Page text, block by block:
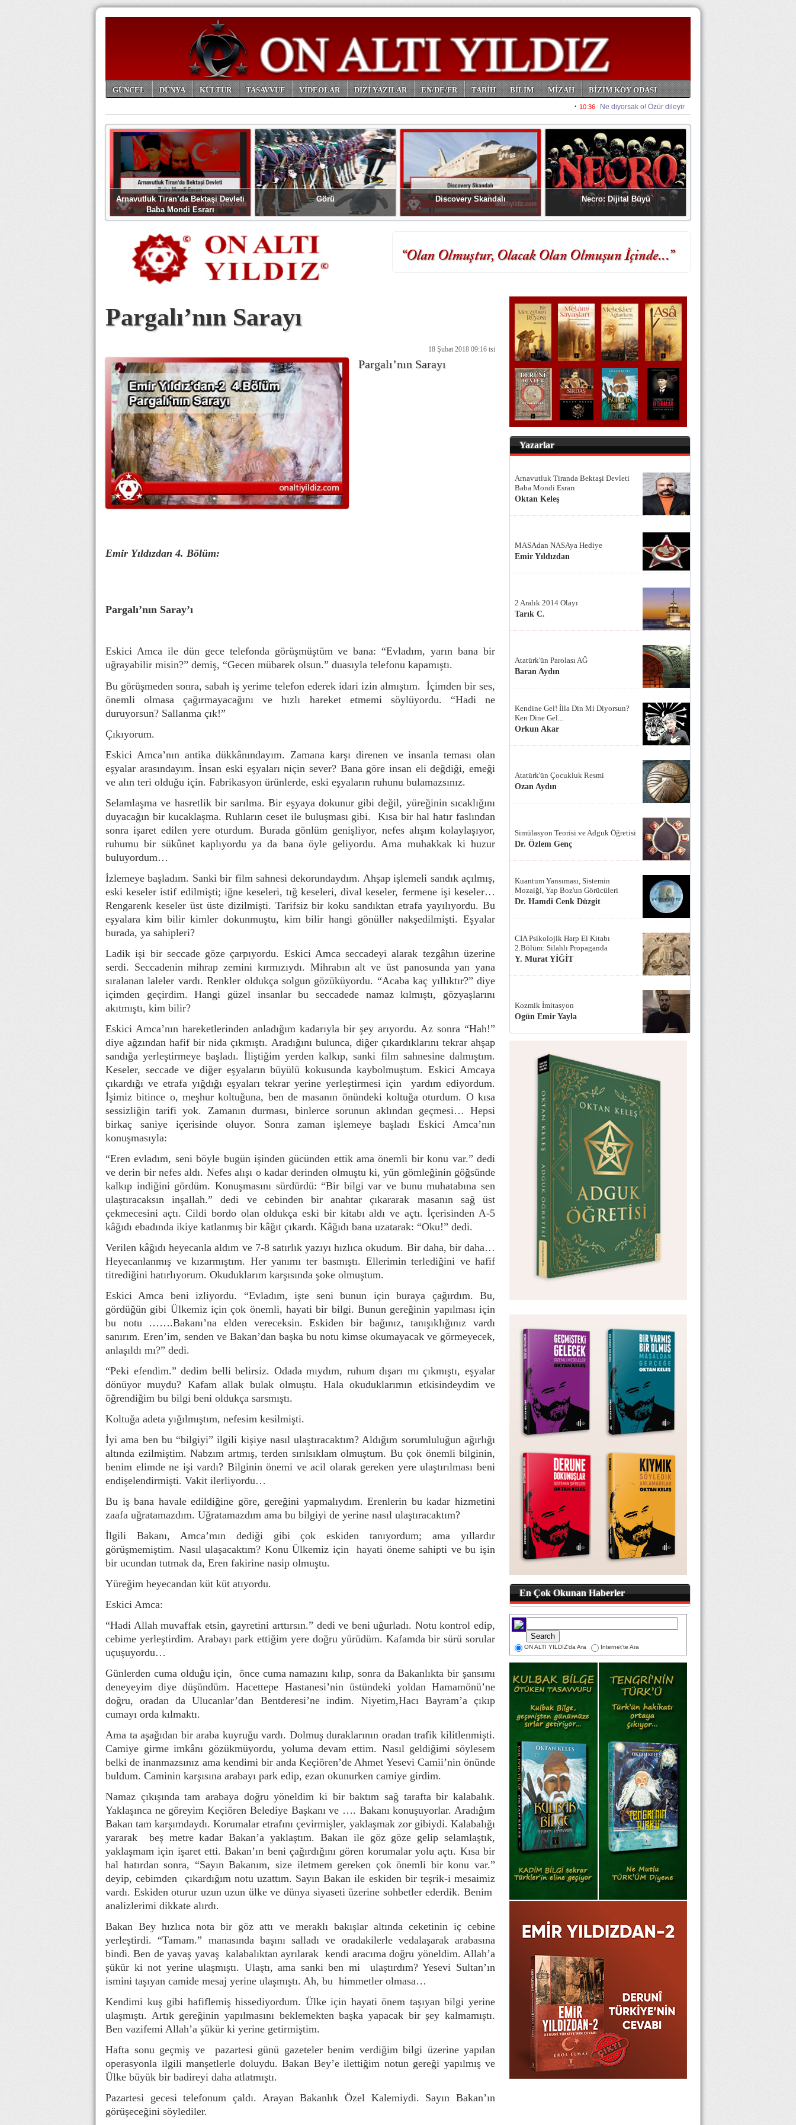
GÜNCEL DÜNYA KÜLTÜR TASAVVUF VİDEOLAR DİZİ YAZILAR EN/DE/FR TARİH BİLİM MİZAH
BİZİM KÖY ODASI
Arnavutluk Tiran’da Bektaşi Devleti
Baba Mondi Esrarı
Görü Discovery Skandalı Necro: Dijital Büyü
Pargalı’nın Sarayı
18 Şubat 2018 09:16 tsi
Pargalı’nın Sarayı
Emir Yıldızdan 4. Bölüm:
Pargalı’nın Saray’ı
Eskici Amca ile dün gece telefonda görüşmüştüm ve bana: “Evladım, yarın bana bir
uğrayabilir misin?” demiş, “Gecen mübarek olsun.” duasıyla telefonu kapamıştı.
Bu görüşmeden sonra, sabah iş yerime telefon ederek idari izin almıştım. İçimden bir ses,
önemli olmasa çağırmayacağını ve hızlı hareket etmemi söylüyordu. “Hadi ne
duruyorsun? Sallanma çık!”
Çıkıyorum.
Eskici Amca’nın antika dükkânındayım. Zamana karşı direnen ve insanla teması olan
eşyalar arasındayım. İnsan eski eşyaları niçin sever? Bana göre insan eli değdiği, emeği
ve alın teri olduğu için. Fabrikasyon ürünlerde, eski eşyaların ruhunu bulamazsınız.
Selamlaşma ve hasretlik bir sarılma. Bir eşyaya dokunur gibi değil, yüreğinin sıcaklığını
duyacağın bir kucaklaşma. Ruhların ceset ile buluşması gibi.
Kısa bir hal hatır faslından
sonra işaret edilen yere oturdum. Burada gönlüm genişliyor, nefes alışım kolaylaşıyor,
ruhumu bir sükûnet kaplıyordu ya da bana öyle geliyordu. Ama muhakkak ki huzur
buluyordum…
İzlemeye başladım. Sanki bir film sahnesi dekorundaydım. Ahşap işlemeli sandık açılmış,
eski keseler istif edilmişti; iğne keseleri, tığ keseleri, dival keseler, fermene işi keseler…
Rengarenk keseler üst üste dizilmişti. Tarifsiz bir koku sandıktan etrafa yayılıyordu. Bu
eşyalara kim bilir kimler dokunmuştu, kim bilir hangi gönüller nakşedilmişti. Eşyalar
burada, ya sahipleri?
Ladik işi bir seccade göze çarpıyordu. Eskici Amca seccadeyi alarak tezgâhın üzerine
serdi. Seccadenin mihrap zemini kırmızıydı. Mihrabın alt ve üst panosunda yan yana
sıralanan laleler vardı. Renkler oldukça solgun gözüküyordu. “Acaba kaç yıllıktır?” diye
içimden geçirdim. Hangi güzel insanlar bu seccadede namaz kılmıştı, gözyaşlarını
akıtmıştı, kim bilir?
Eskici Amca’nın hareketlerinden anladığım kadarıyla bir şey arıyordu. Az sonra “Hah!”
diye ağzından hafif bir nida çıkmıştı. Aradığını bulunca, diğer çıkardıklarını tekrar ahşap
sandığa yerleştirmeye başladı. İliştiğim yerden kalkıp, sanki film sahnesine dalmıştım.
Keseler, seccade ve diğer eşyaların büyülü kokusunda kaybolmuştum. Eskici Amcaya
çıkardığı ve etrafa yığdığı eşyaları tekrar yerine yerleştirmesi için
yardım ediyordum.
İşimiz bitince o, meşhur koltuğuna, ben de masanın önündeki koltuğa oturdum. O kısa
sessizliğin tarifi yok. Zamanın durması, binlerce sorunun aklından geçmesi… Hepsi
birkaç saniye içerisinde oluyor. Sonra zaman işlemeye başladı Eskici Amca’nın
konuşmasıyla:
“Eren evladım, seni böyle bugün işinden gücünden ettik ama önemli bir konu var.” dedi
ve derin bir nefes aldı. Nefes alışı o kadar derinden olmuştu ki, yün gömleğinin göğsünde
kalkıp indiğini gördüm. Konuşmasını sürdürdü: “Bir bilgi var ve bunu muhatabına sen
ulaştıracaksın inşallah.” dedi ve cebinden bir anahtar çıkararak masanın sağ üst
çekmecesini açtı. Cildi bordo olan oldukça eski bir kitabı aldı ve açtı. İçerisinden A-5
kâğıdı ebadında ikiye katlanmış bir kâğıt çıkardı. Kâğıdı bana uzatarak: “Oku!” dedi.
Verilen kâğıdı heyecanla aldım ve 7-8 satırlık yazıyı hızlıca okudum. Bir daha, bir daha…
Heyecanlanmış ve kızarmıştım. Her yanımı ter basmıştı. Ellerimin terlediğini ve hafif
titrediğini hatırlıyorum. Okuduklarım karşısında şoke olmuştum.
Eskici Amca beni izliyordu. “Evladım, işte seni bunun için buraya çağırdım. Bu,
gördüğün gibi Ülkemiz için çok önemli, hayati bir bilgi. Bunun gereğinin yapılması için
bu notu …….Bakanı’na elden vereceksin. Eskiden bir bağınız, tanışıklığınız vardı
sanırım. Eren’im, senden ve Bakan’dan başka bu notu kimse okumayacak ve görmeyecek,
anlaşıldı mı?” dedi.
“Peki efendim.” dedim belli belirsiz. Odada mıydım, ruhum dışarı mı çıkmıştı, eşyalar
dönüyor muydu? Kafam allak bulak olmuştu. Hala okuduklarımın etkisindeydim ve
öğrendiğim bu bilgi beni oldukça sarsmıştı.
Koltuğa adeta yığılmıştım, nefesim kesilmişti.
İyi ama ben bu “bilgiyi” ilgili kişiye nasıl ulaştıracaktım? Aldığım sorumluluğun ağırlığı
altında ezilmiştim. Nabzım artmış, terden sırılsıklam olmuştum. Bu çok önemli bilginin,
benim elimde ne işi vardı? Bilginin önemi ve acil olarak gereken yere ulaştırılması beni
endişelendirmişti. Vakit ilerliyordu…
Bu iş bana havale edildiğine göre, gereğini yapmalıydım. Erenlerin bu kadar hizmetini
zaafa uğratamazdım. Uğratamazdım ama bu bilgiyi de yerine nasıl ulaştıracaktım?
İlgili Bakanı, Amca’mın dediği gibi çok eskiden tanıyordum; ama yıllardır
görüşmemiştim. Nasıl ulaşacaktım? Konu Ülkemiz için
hayati öneme sahipti ve bu işin
bir ucundan tutmak da, Eren fakirine nasip olmuştu.
Yüreğim heyecandan küt küt atıyordu.
Eskici Amca:
“Hadi Allah muvaffak etsin, gayretini arttırsın.” dedi ve beni uğurladı. Notu kontrol edip,
cebime yerleştirdim. Arabayı park ettiğim yere doğru yürüdüm. Kafamda bir sürü sorular
uçuşuyordu…
Günlerden cuma olduğu için,
önce cuma namazını kılıp, sonra da Bakanlıkta bir şansımı
deneyeyim diye düşündüm. Hacettepe Hastanesi’nin üstündeki yoldan Hamamönü’ne
doğru, oradan da Ulucanlar’dan Bentderesi’ne indim. Niyetim,Hacı Bayram’a çıkıp
cumayı orda kılmaktı.
Ama ta aşağıdan bir araba kuyruğu vardı. Dolmuş duraklarının oradan trafik kilitlenmişti.
Camiye girme imkânı gözükmüyordu, yoluma devam ettim. Nasıl geldiğimi söylesem
belki de inanmazsınız ama kendimi bir anda Keçiören’de Ahmet Yesevi Camii’nin önünde
buldum. Caminin karşısına arabayı park edip, ezan okunurken camiye girdim.
Namaz çıkışında tam arabaya doğru yöneldim ki bir baktım sağ tarafta bir kalabalık.
Yaklaşınca ne göreyim Keçiören Belediye Başkanı ve …. Bakanı konuşuyorlar. Aradığım
Bakan tam karşımdaydı. Korumalar etrafını çevirmişler, yaklaşmak zor gibiydi. Kalabalığı
yararak
beş metre kadar Bakan’a yaklaştım. Bakan ile göz göze gelip selamlaştık,
yaklaşmam için işaret etti. Bakan’ın beni çağırdığını gören korumalar yolu açtı. Kısa bir
hal hatırdan sonra, “Sayın Bakanım, size iletmem gereken çok önemli bir konu var.”
deyip, cebimden
çıkardığım notu uzattım. Sayın Bakan ile eskiden bir teşrik-i mesaimiz
vardı. Eskiden oturur uzun uzun ülke ve dünya siyaseti üzerine sohbetler ederdik. Benim
analizlerimi dikkate alırdı.
Bakan Bey hızlıca nota bir göz attı ve meraklı bakışlar altında ceketinin iç cebine
yerleştirdi. “Tamam.” manasında başını salladı ve oradakilerle vedalaşarak arabasına
bindi. Ben de yavaş yavaş kalabalıktan ayrılarak kendi aracıma doğru yöneldim. Allah’a
şükür ki not yerine ulaşmıştı. Ulaştı, ama sanki ben mi
ulaştırdım? Yesevi Sultan’ın
ismini taşıyan camide mesaj yerine ulaşmıştı. Ah, bu himmetler olmasa…
Kendimi kuş gibi hafiflemiş hissediyordum. Ülke için hayati önem taşıyan bilgi yerine
ulaşmıştı. Artık gereğinin yapılmasını beklemekten başka yapacak bir şey kalmamıştı.
Ben vazifemi Allah’a şükür ki yerine getirmiştim.
Hafta sonu geçmiş ve
pazartesi günü gazeteler benim verdiğim bilgi üzerine yapılan
operasyonla ilgili manşetlerle doluydu. Bakan Bey’e ilettiğim notun gereği yapılmış ve
Ülke büyük bir badireyi daha atlatmıştı.
Pazartesi gecesi telefonum çaldı. Arayan Bakanlık Özel Kalemiydi. Sayın Bakan’ın
görüşeceğini söylediler.
Yazarlar
Arnavutluk Tiranda Bektaşi Devleti
Baba Mondi Esrarı
Oktan Keleş
MASAdan NASAya Hediye
Emir Yıldızdan
2 Aralık 2014 Olayı
Tarık C.
Atatürk'ün Parolası AĞ
Baran Aydın
Kendine Gel! İlla Din Mi Diyorsun?
Ken Dine Gel...
Orkun Akar
Atatürk'ün Çocukluk Resmi
Ozan Aydın
Simülasyon Teorisi ve Adguk Öğretisi
Dr. Özlem Genç
Kuantum Yansıması, Sistemin
Mozaiği, Yap Boz'un Görücüleri
Dr. Hamdi Cenk Düzgit
CIA Psikolojik Harp El Kitabı
2.Bölüm: Silahlı Propaganda
Y. Murat YİĞİT
Kozmik İmitasyon
Ogün Emir Yayla
En Çok Okunan Haberler
ON ALTI YILDIZ'da Ara Internet'te Ara